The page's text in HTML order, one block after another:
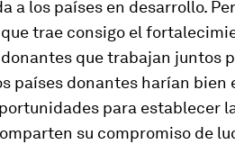
a los países en desarrollo.
trae consigo el
que trabajan juntos
países donantes harían bien
para establecer
su compromiso de